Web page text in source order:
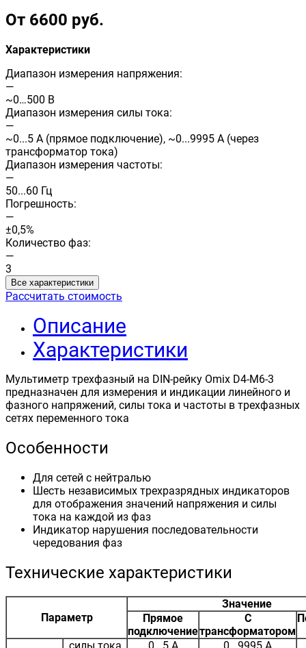
От 6600 руб.
Характеристики
Диапазон измерения напряжения:
—
~0…500 В
Диапазон измерения силы тока:
—
~0...5 А (прямое подключение), ~0...9995 А (через
трансформатор тока)
Диапазон измерения частоты:
—
50...60 Гц
Погрешность:
—
±0,5%
Количество фаз:
—
3
Все характеристики
Рассчитать стоимость
Описание
Характеристики
Мультиметр трехфазный на DIN-рейку Omix D4-M6-3
предназначен для измерения и индикации линейного и
фазного напряжений, силы тока и частоты в трехфазных
сетях переменного тока
Особенности
Для сетей с нейтралью
Шесть независимых трехразрядных индикаторов
для отображения значений напряжения и силы
тока на каждой из фаз
Индикатор нарушения последовательности
чередования фаз
Технические характеристики
Параметр
Значение
Прямое
подключение
С
трансформатором
силы тока 0...5 А
0...9995 А